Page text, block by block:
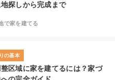
探しから完成まで
で家を建てる
の基本
区域に家を建てるには？家づ